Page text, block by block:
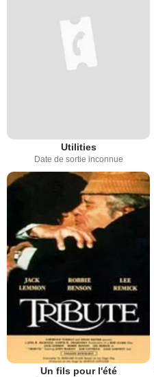
Utilities
Date de sortie inconnue
Un fils pour l'été